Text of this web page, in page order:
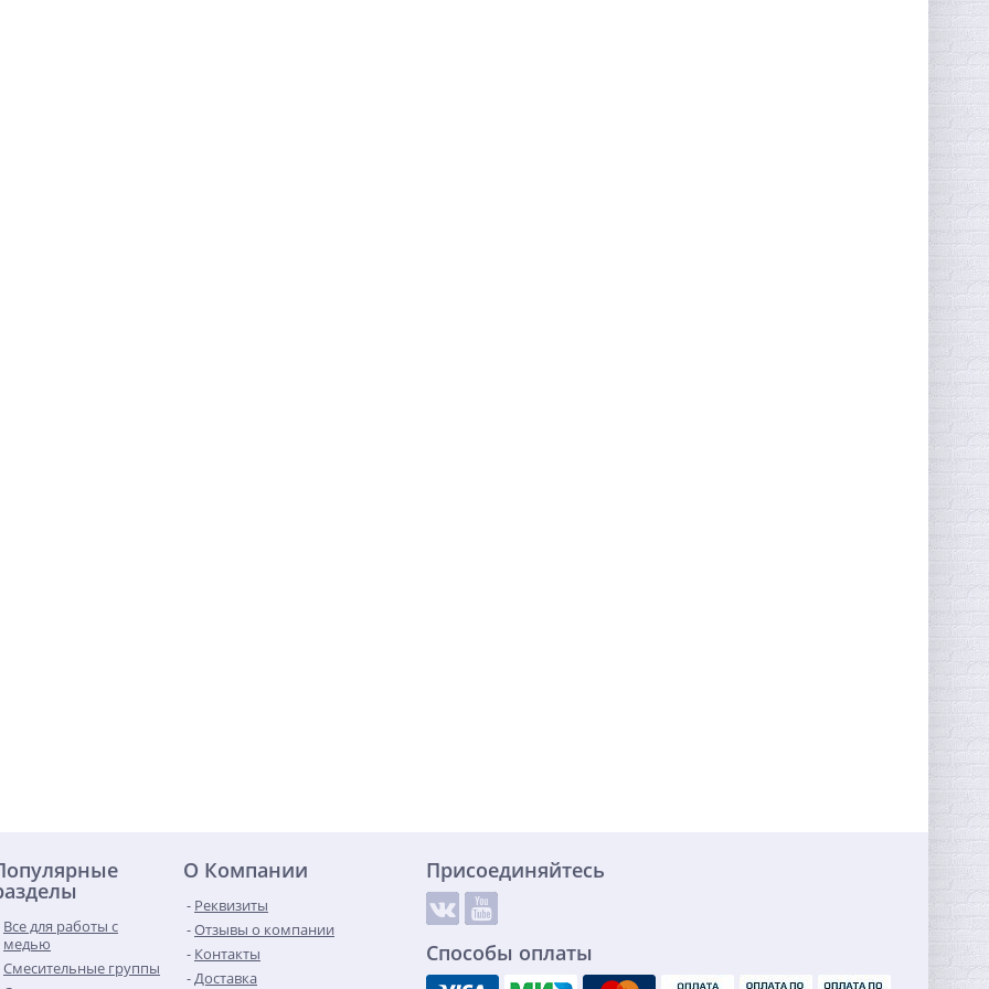
Все для работы с
медью
Смесительные группы
О Компании
Реквизиты
Отзывы о компании
Контакты
Доставка
Присоединяйтесь
Способы оплаты